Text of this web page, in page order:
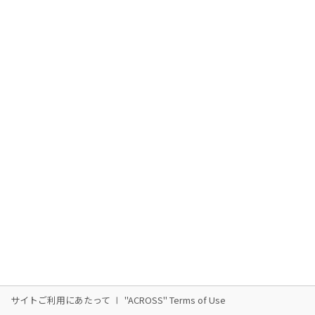
サイトご利用にあたって "ACROSS" Terms of Use